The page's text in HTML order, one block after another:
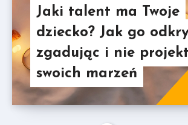
Jaki talent ma Twoje
dziecko? Jak go
zgadując i nie
swoich marzeń